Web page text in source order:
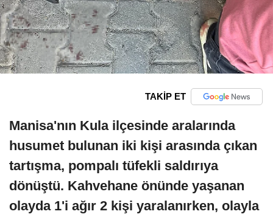
TAKİP ET
Manisa'nın Kula ilçesinde aralarında
husumet bulunan iki kişi arasında çıkan
tartışma, pompalı tüfekli saldırıya
dönüştü. Kahvehane önünde yaşanan
olayda 1'i ağır 2 kişi yaralanırken, olayla